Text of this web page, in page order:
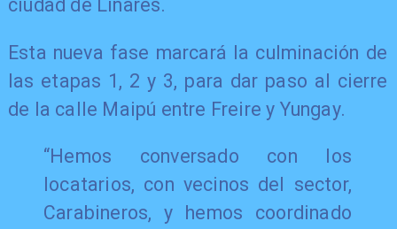
ciudad de Linares.
Esta nueva fase marcará la culminación de
las etapas 1, 2 y 3, para dar paso al cierre
de la calle Maipú entre Freire y Yungay.
“Hemos conversado con los
locatarios, con vecinos del sector,
Carabineros, y hemos coordinado